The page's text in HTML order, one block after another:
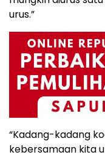
urus.”
“Kadang-kadang
kebersamaan kita